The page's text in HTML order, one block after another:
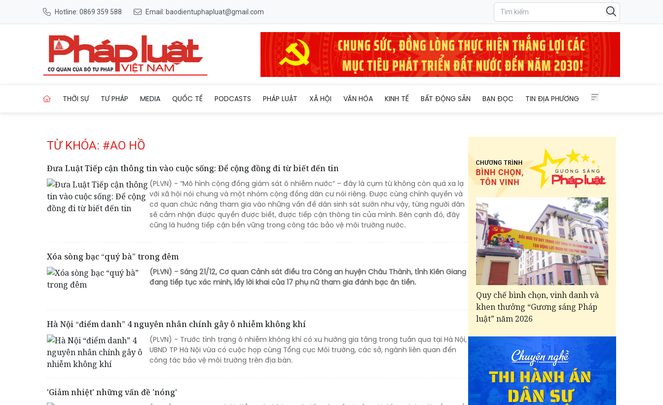
Hotline: 0869 359 588 Email: baodientuphapluat@gmail.com
THỜI SỰ TƯ PHÁP MEDIA QUỐC TẾ PODCASTS PHÁP LUẬT XÃ HỘI VĂN HÓA KINH TẾ BẤT ĐỘNG SẢN BẠN ĐỌC TIN ĐỊA PHƯƠNG
TỪ KHÓA: #AO HỒ
Đưa Luật Tiếp cận thông tin vào cuộc sống: Để cộng đồng đi từ biết đến tin
(PLVN) - “Mô hình cộng đồng giám sát ô nhiễm nước” – đây là cụm từ không còn quá xa lạ
với xã hội nói chung và một nhóm cộng đồng dân cư nói riêng. Được cùng chính quyền và
cơ quan chức năng tham gia vào những vấn đề dân sinh sát sườn như vậy, từng người dân
sẽ cảm nhận được quyền được biết, được tiếp cận thông tin của mình. Bên cạnh đó, đây
cũng là hướng tiếp cận bền vững trong công tác bảo vệ môi trường nước.
Xóa sòng bạc “quý bà” trong đêm
(PLVN) - Sáng 21/12, Cơ quan Cảnh sát điều tra Công an huyện Châu Thành, tỉnh Kiên Giang
đang tiếp tục xác minh, lấy lời khai của 17 phụ nữ tham gia đánh bạc ăn tiền.
Hà Nội “điểm danh” 4 nguyên nhân chính gây ô nhiễm không khí
(PLVN) - Trước tình trạng ô nhiễm không khí có xu hướng gia tăng trong tuần qua tại Hà Nội,
UBND TP Hà Nội vừa có cuộc họp cùng Tổng cục Môi trường, các sở, ngành liên quan đến
công tác bảo vệ môi trường trên địa bàn.
'Giảm nhiệt' những vấn đề 'nóng'
Quy chế bình chọn, vinh danh và
khen thưởng “Gương sáng Pháp
luật” năm 2026